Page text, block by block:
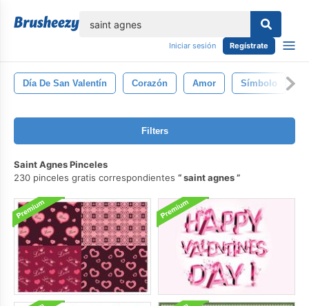
Iniciar sesión Regístrate
Día De San Valentín Corazón Amor Símbolo
Filters
Saint Agnes Pinceles
230 pinceles gratis correspondientes
saint agnes